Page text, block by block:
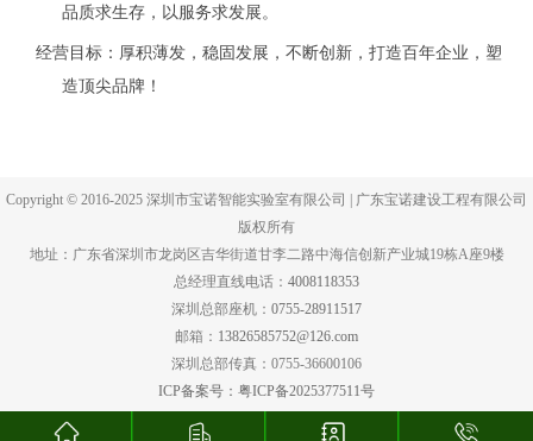
品质求生存，以服务求发展。
经营目标：厚积薄发，稳固发展，不断创新，打造百年企业，塑
造顶尖品牌！
Copyright © 2016-2025 深圳市宝诺智能实验室有限公司 | 广东宝诺建设工程有限公司
版权所有
地址：广东省深圳市龙岗区吉华街道甘李二路中海信创新产业城19栋A座9楼
总经理直线电话： 4008118353
深圳总部座机： 0755-28911517
邮箱： 13826585752@126.com
深圳总部传真：0755-36600106
ICP备案号：粤ICP备2025377511号